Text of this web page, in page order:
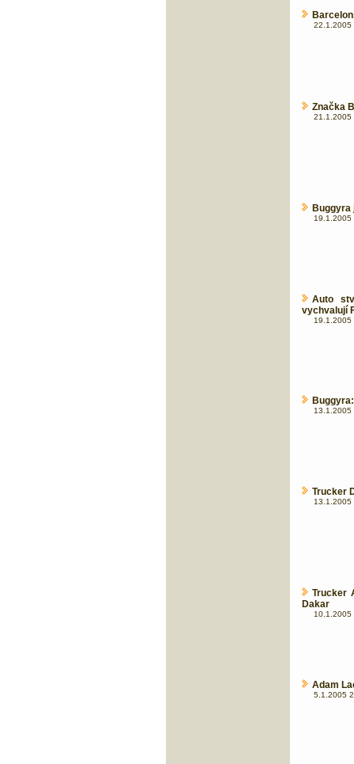
22.1.2005
Značka
21.1.2005
Buggyra
19.1.2005
Auto
vychvalují
19.1.2005
13.1.2005
Trucker
13.1.2005
Trucker
Dakar
10.1.2005
Adam
5.1.2005